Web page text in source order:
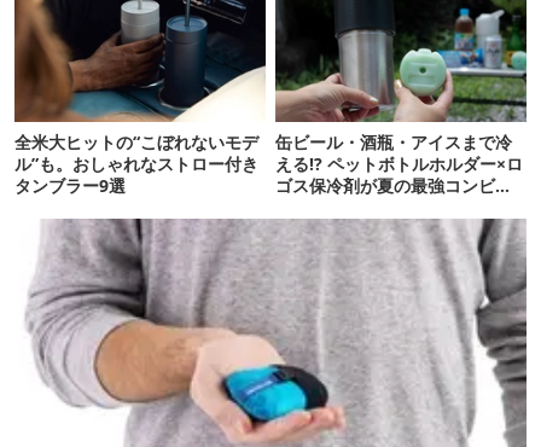
全米大ヒットの“こぼれないモデ
ル”も。おしゃれなストロー付き
タンブラー9選
缶ビール・酒瓶・アイスまで冷
える!? ペットボトルホルダー×ロ
ゴス保冷剤が夏の最強コンビだ